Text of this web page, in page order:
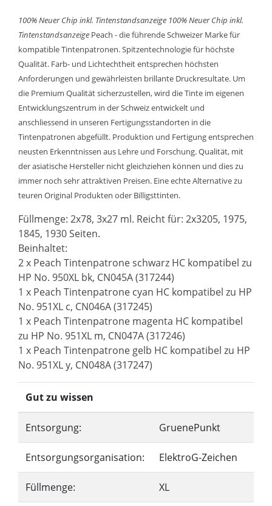
100% Neuer Chip inkl. Tintenstandsanzeige 100% Neuer Chip inkl.
Tintenstandsanzeige Peach - die führende Schweizer Marke für
kompatible Tintenpatronen. Spitzentechnologie für höchste
Qualität. Farb- und Lichtechtheit entsprechen höchsten
Anforderungen und gewährleisten brillante Druckresultate. Um
die Premium Qualität sicherzustellen, wird die Tinte im eigenen
Entwicklungszentrum in der Schweiz entwickelt und
anschliessend in unseren Fertigungsstandorten in die
Tintenpatronen abgefüllt. Produktion und Fertigung entsprechen
neusten Erkenntnissen aus Lehre und Forschung. Qualität, mit
der asiatische Hersteller nicht gleichziehen können und dies zu
immer noch sehr attraktiven Preisen. Eine echte Alternative zu
teuren Original Produkten oder Billigsttinten.
Füllmenge: 2x78, 3x27 ml. Reicht für: 2x3205, 1975,
1845, 1930 Seiten.
Beinhaltet:
2 x Peach Tintenpatrone schwarz HC kompatibel zu
HP No. 950XL bk, CN045A (317244)
1 x Peach Tintenpatrone cyan HC kompatibel zu HP
No. 951XL c, CN046A (317245)
1 x Peach Tintenpatrone magenta HC kompatibel
zu HP No. 951XL m, CN047A (317246)
1 x Peach Tintenpatrone gelb HC kompatibel zu HP
No. 951XL y, CN048A (317247)
Gut zu wissen
Entsorgung: GruenePunkt
Entsorgungsorganisation: ElektroG-Zeichen
Füllmenge: XL